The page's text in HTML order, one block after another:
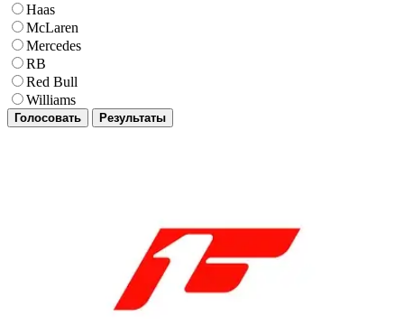
Haas
McLaren
Mercedes
RB
Red Bull
Williams
Голосовать Результаты